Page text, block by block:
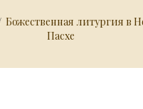
Божественная литургия в
Пасхе